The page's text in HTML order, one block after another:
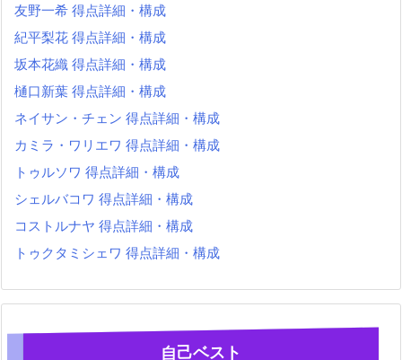
友野一希 得点詳細・構成
紀平梨花 得点詳細・構成
坂本花織 得点詳細・構成
樋口新葉 得点詳細・構成
ネイサン・チェン 得点詳細・構成
カミラ・ワリエワ 得点詳細・構成
トゥルソワ 得点詳細・構成
シェルバコワ 得点詳細・構成
コストルナヤ 得点詳細・構成
トゥクタミシェワ 得点詳細・構成
自己ベスト